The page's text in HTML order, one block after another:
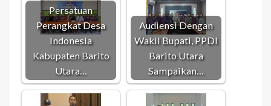
Persatuan
Perangkat Desa
Indonesia
Kabupaten Barito
Utara…
Audiensi Dengan
Wakil Bupati, PPDI
Barito Utara
Sampaikan…